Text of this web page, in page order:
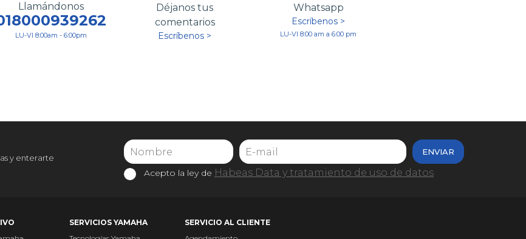
Llamándonos
LU-VI 8:00am - 6:00pm
Déjanos tus
comentarios
Escríbenos >
Whatsapp
Escríbenos >
LU-VI 8:00 am a 6:00 pm
y enterarte
ENVIAR
Acepto la ley de Habeas Data y tratamiento de uso de datos
SERVICIOS YAMAHA
SERVICIO AL CLIENTE